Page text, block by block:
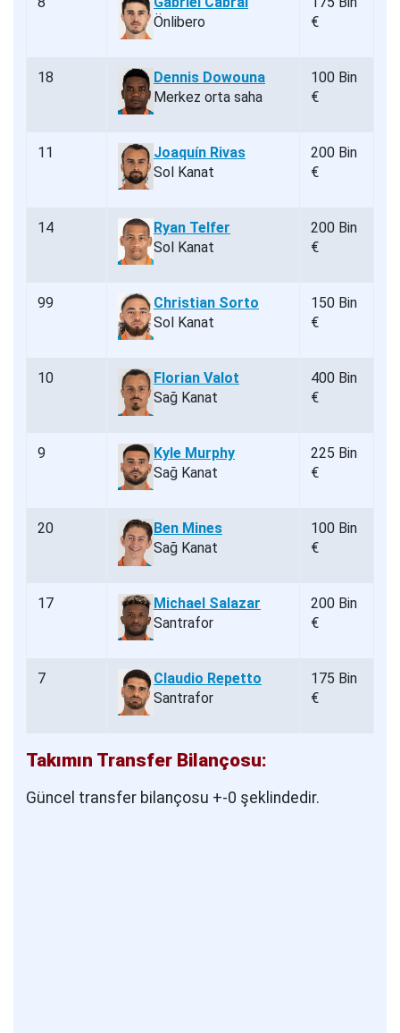
Önlibero
€
18
Dennis Dowouna
Merkez orta saha
100 Bin
€
11
Joaquín Rivas
Sol Kanat
200 Bin
€
14
Ryan Telfer
Sol Kanat
200 Bin
€
99
Christian Sorto
Sol Kanat
150 Bin
€
10
Florian Valot
Sağ Kanat
400 Bin
€
9
Kyle Murphy
Sağ Kanat
225 Bin
€
20
Ben Mines
Sağ Kanat
100 Bin
€
17
Michael Salazar
Santrafor
200 Bin
€
7
Claudio Repetto
Santrafor
175 Bin
€
Takımın Transfer Bilançosu:
Güncel transfer bilançosu +-0 şeklindedir.